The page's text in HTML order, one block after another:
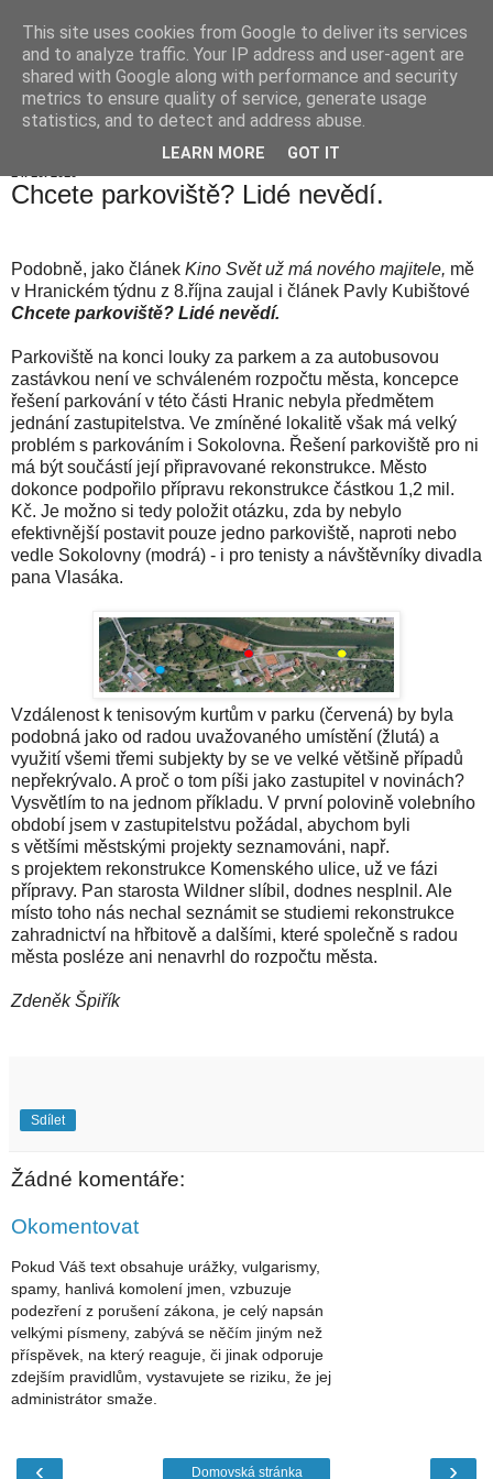
Hranické listy
Chcete parkoviště? Lidé nevědí.
Podobně, jako článek Kino Svět už má nového majitele, mě
v Hranickém týdnu z 8.října zaujal i článek Pavly Kubištové
Chcete parkoviště? Lidé nevědí.
Parkoviště na konci louky za parkem a za autobusovou
zastávkou není ve schváleném rozpočtu města, koncepce
řešení parkování v této části Hranic nebyla předmětem
jednání zastupitelstva. Ve zmíněné lokalitě však má velký
problém s parkováním i Sokolovna. Řešení parkoviště pro ni
má být součástí její připravované rekonstrukce. Město
dokonce podpořilo přípravu rekonstrukce částkou 1,2 mil.
Kč. Je možno si tedy položit otázku, zda by nebylo
efektivnější postavit pouze jedno parkoviště, naproti nebo
vedle Sokolovny (modrá) - i pro tenisty a návštěvníky divadla
pana Vlasáka.
Vzdálenost k tenisovým kurtům v parku (červená) by byla
podobná jako od radou uvažovaného umístění (žlutá) a
využití všemi třemi subjekty by se ve velké většině případů
nepřekrývalo. A proč o tom píši jako zastupitel v novinách?
Vysvětlím to na jednom příkladu. V první polovině volebního
období jsem v zastupitelstvu požádal, abychom byli
s většími městskými projekty seznamováni, např.
s projektem rekonstrukce Komenského ulice, už ve fázi
přípravy. Pan starosta Wildner slíbil, dodnes nesplnil. Ale
místo toho nás nechal seznámit se studiemi rekonstrukce
zahradnictví na hřbitově a dalšími, které společně s radou
města posléze ani nenavrhl do rozpočtu města.
Zdeněk Špiřík
Sdílet
Žádné komentáře:
Okomentovat
Pokud Váš text obsahuje urážky, vulgarismy,
spamy, hanlivá komolení jmen, vzbuzuje
podezření z porušení zákona, je celý napsán
velkými písmeny, zabývá se něčím jiným než
příspěvek, na který reaguje, či jinak odporuje
zdejším pravidlům, vystavujete se riziku, že jej
administrátor smaže.
‹ ›
Domovská stránka
This site uses cookies from Google to deliver its services
and to analyze traffic. Your IP address and user-agent are
shared with Google along with performance and security
metrics to ensure quality of service, generate usage
statistics, and to detect and address abuse.
LEARN MORE GOT IT